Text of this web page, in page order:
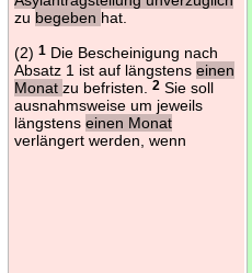
zu begeben hat.
(2) 1Die Bescheinigung nach
Absatz 1 ist auf längstens einen
Monat zu befristen. 2Sie soll
ausnahmsweise um jeweils
längstens einen Monat
verlängert werden, wenn